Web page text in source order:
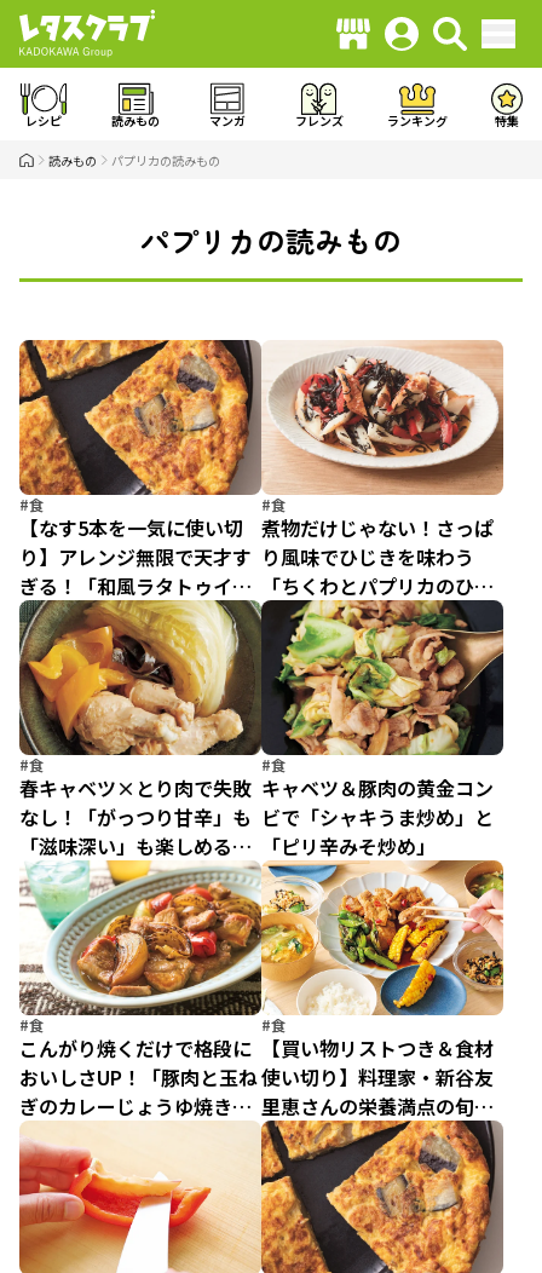
レシピ 読みもの マンガ フレンズ ランキング 特集
読みもの パプリカの読みもの
パプリカの読みもの
#食
【なす5本を一気に使い切
り】アレンジ無限で天才す
ぎる！「和風ラタトゥイ
ユ」の使い回し術
#食
煮物だけじゃない！さっぱ
り風味でひじきを味わう
「ちくわとパプリカのひじ
きあえ」
#食
春キャベツ×とり肉で失敗
なし！「がっつり甘辛」も
「滋味深い」も楽しめる、
大満足のメインおかず2品
#食
キャベツ＆豚肉の黄金コン
ビで「シャキうま炒め」と
「ピリ辛みそ炒め」
#食
こんがり焼くだけで格段に
おいしさUP！「豚肉と玉ね
ぎのカレーじょうゆ焼き煮
込み」
#食
【買い物リストつき＆食材
使い切り】料理家・新谷友
里恵さんの栄養満点の旬献
立5日分